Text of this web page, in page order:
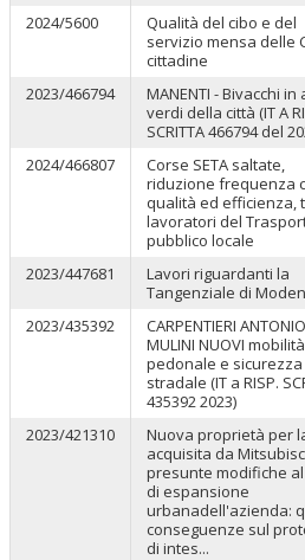
2024/5600
Qualità del cibo e del
servizio mensa delle
cittadine
2023/466794
MANENTI - Bivacchi in
verdi della città (IT A
SCRITTA 466794 del
2024/466807
Corse SETA saltate,
riduzione frequenza
qualità ed efficienza,
lavoratori del
pubblico locale
2023/447681
Lavori riguardanti la
Tangenziale di
2023/435392
CARPENTIERI
MULINI NUOVI
pedonale e sicurezza
stradale (IT a RISP.
435392 2023)
2023/421310
Nuova proprietà per
acquisita da
presunte modifiche
di espansione
urbanadell'azienda:
conseguenze sul
di intes...